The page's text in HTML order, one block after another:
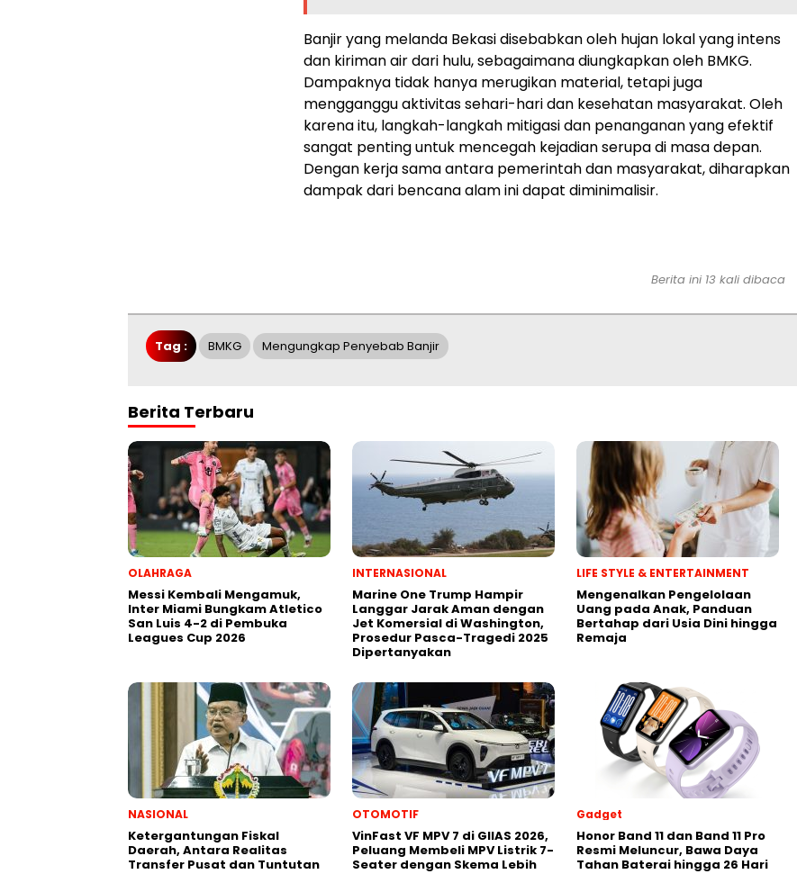
Banjir yang melanda Bekasi disebabkan oleh hujan lokal yang intens
dan kiriman air dari hulu, sebagaimana diungkapkan oleh BMKG.
Dampaknya tidak hanya merugikan material, tetapi juga
mengganggu aktivitas sehari-hari dan kesehatan masyarakat. Oleh
karena itu, langkah-langkah mitigasi dan penanganan yang efektif
sangat penting untuk mencegah kejadian serupa di masa depan.
Dengan kerja sama antara pemerintah dan masyarakat, diharapkan
dampak dari bencana alam ini dapat diminimalisir.
Berita ini 13 kali dibaca
Tag : BMKG Mengungkap Penyebab Banjir
Berita Terbaru
OLAHRAGA
Messi Kembali Mengamuk,
Inter Miami Bungkam Atletico
San Luis 4-2 di Pembuka
Leagues Cup 2026
INTERNASIONAL
Marine One Trump Hampir
Langgar Jarak Aman dengan
Jet Komersial di Washington,
Prosedur Pasca-Tragedi 2025
Dipertanyakan
LIFE STYLE & ENTERTAINMENT
Mengenalkan Pengelolaan
Uang pada Anak, Panduan
Bertahap dari Usia Dini hingga
Remaja
NASIONAL
Ketergantungan Fiskal
Daerah, Antara Realitas
Transfer Pusat dan Tuntutan
OTOMOTIF
VinFast VF MPV 7 di GIIAS 2026,
Peluang Membeli MPV Listrik 7-
Seater dengan Skema Lebih
Gadget
Honor Band 11 dan Band 11 Pro
Resmi Meluncur, Bawa Daya
Tahan Baterai hingga 26 Hari